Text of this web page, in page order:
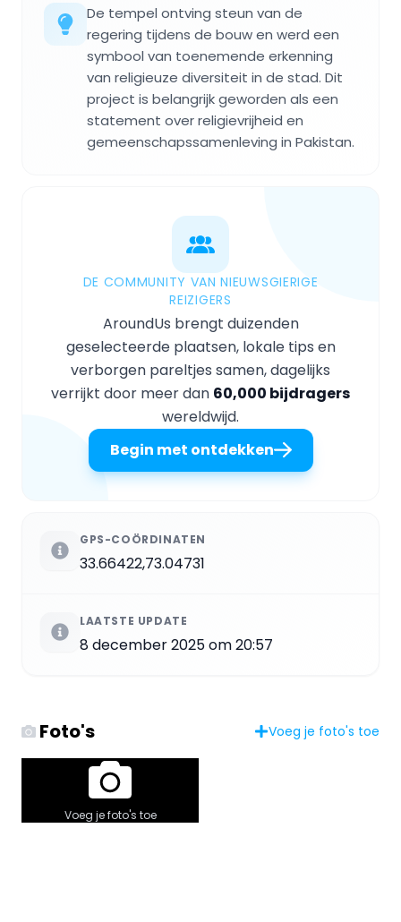
De tempel ontving steun van de
regering tijdens de bouw en werd een
symbool van toenemende erkenning
van religieuze diversiteit in de stad. Dit
project is belangrijk geworden als een
statement over religievrijheid en
gemeenschapssamenleving in Pakistan.
DE COMMUNITY VAN NIEUWSGIERIGE
REIZIGERS
AroundUs brengt duizenden
geselecteerde plaatsen, lokale tips en
verborgen pareltjes samen, dagelijks
verrijkt door meer dan 60,000 bijdragers
wereldwijd.
Begin met ontdekken
GPS-COÖRDINATEN
33.66422,73.04731
LAATSTE UPDATE
8 december 2025 om 20:57
Foto's Voeg je foto's toe
Voeg je foto's toe